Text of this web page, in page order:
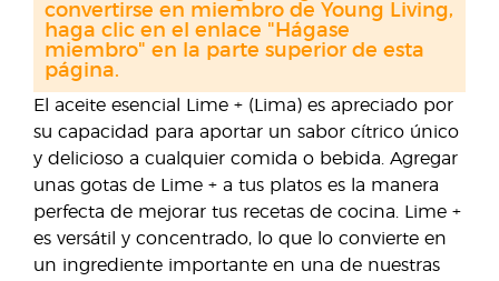
El aceite esencial Lime + (Lima) es apreciado por
su capacidad para aportar un sabor cítrico único
y delicioso a cualquier comida o bebida. Agregar
unas gotas de Lime + a tus platos es la manera
perfecta de mejorar tus recetas de cocina. Lime +
es versátil y concentrado, lo que lo convierte en
un ingrediente importante en una de nuestras
convertirse en miembro de Young Living,
haga clic en el enlace "Hágase
miembro" en la parte superior de esta
página.